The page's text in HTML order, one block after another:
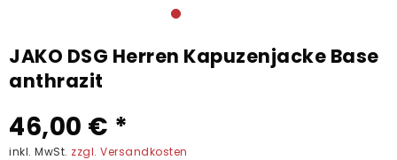
JAKO DSG Herren Kapuzenjacke Base
anthrazit
46,00 € *
inkl. MwSt. zzgl. Versandkosten